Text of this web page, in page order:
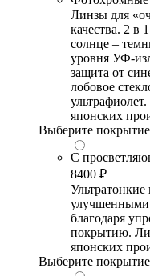
Линзы для
качества. 2 в
солнце –
уровня УФ-
защита от
лобовое
японских
Выберите
С
8400 ₽
улучшенными
благодаря
покрытию.
японских
Выберите